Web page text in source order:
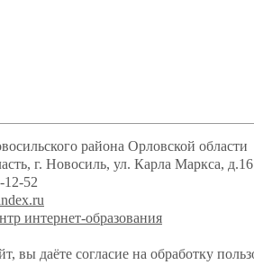
района Орловской области
г. Новосиль, ул. Карла Маркса, д.16
52
интернет-образования
вы даёте согласие на обработку